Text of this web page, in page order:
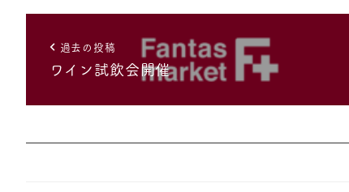
過去の投稿
ワイン試飲会開催